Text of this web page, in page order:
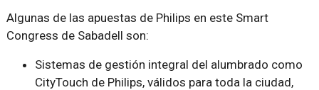
Algunas de las apuestas de Philips en este Smart
Congress de Sabadell son:
Sistemas de gestión integral del alumbrado como
CityTouch de Philips, válidos para toda la ciudad,